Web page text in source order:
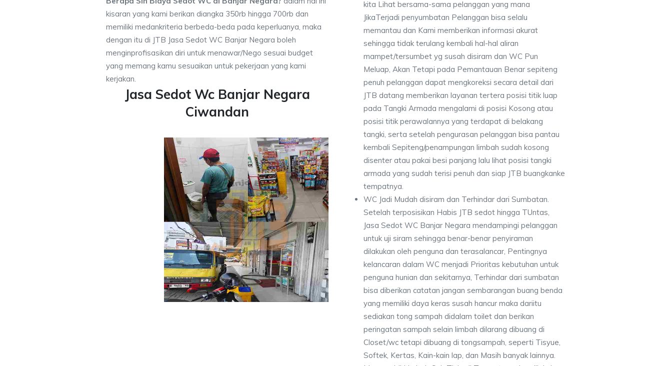
kisaran yang kami berikan diangka 350rb hingga 700rb dan
memiliki medankriteria berbeda-beda pada keperluanya, maka
dengan itu di JTB Jasa Sedot WC Banjar Negara boleh
menginprofisasikan diri untuk menawar/Nego sesuai budget
yang memang kamu sesuaikan untuk pekerjaan yang kami
kerjakan.
Jasa Sedot Wc Banjar Negara
Ciwandan
kita Lihat bersama-sama pelanggan yang mana
JikaTerjadi penyumbatan Pelanggan bisa selalu
memantau dan Kami memberikan informasi akurat
sehingga tidak terulang kembali hal-hal aliran
mampet/tersumbet yg susah disiram dan WC Pun
Meluap, Akan Tetapi pada Pemantauan Benar sepiteng
penuh pelanggan dapat mengkoreksi secara detail dari
JTB datang memberikan layanan tertera posisi titik luap
pada Tangki Armada mengalami di posisi Kosong atau
posisi titik perawalannya yang terdapat di belakang
tangki, serta setelah pengurasan pelanggan bisa pantau
kembali Sepiteng/penampungan limbah sudah kosong
disenter atau pakai besi panjang lalu lihat posisi tangki
armada yang sudah terisi penuh dan siap JTB buangkanke
tempatnya.
WC Jadi Mudah disiram dan Terhindar dari Sumbatan.
Setelah terposisikan Habis JTB sedot hingga TUntas,
Jasa Sedot WC Banjar Negara mendampingi pelanggan
untuk uji siram sehingga benar-benar penyiraman
dilakukan oleh penguna dan terasalancar, Pentingnya
kelancaran dalam WC menjadi Prioritas kebutuhan untuk
penguna hunian dan sekitarnya, Terhindar dari sumbatan
bisa diberikan catatan jangan sembarangan buang benda
yang memiliki daya keras susah hancur maka dariitu
sediakan tong sampah didalam toilet dan berikan
peringatan sampah selain limbah dilarang dibuang di
Closet/wc tetapi dibuang di tongsampah, seperti Tisyue,
Softek, Kertas, Kain-kain lap, dan Masih banyak lainnya.